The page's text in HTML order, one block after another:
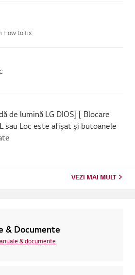
How to fix
de lumină LG DIOS] [ Blocare
sau Loc este afișat și butoanele
VEZI MAI MULT
& Documente
& documente